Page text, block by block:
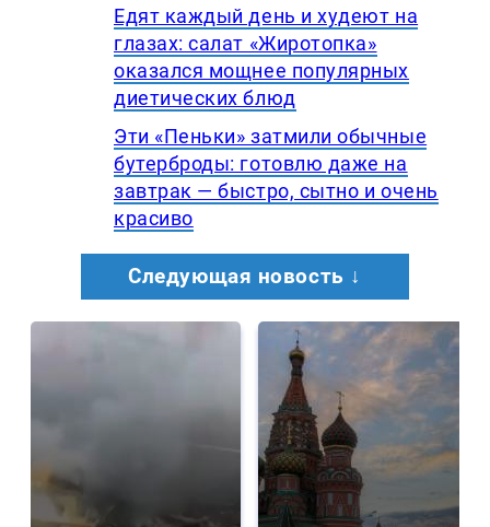
Едят каждый день и худеют на
глазах: салат «Жиротопка»
оказался мощнее популярных
диетических блюд
Эти «Пеньки» затмили обычные
бутерброды: готовлю даже на
завтрак — быстро, сытно и очень
красиво
Следующая новость ↓